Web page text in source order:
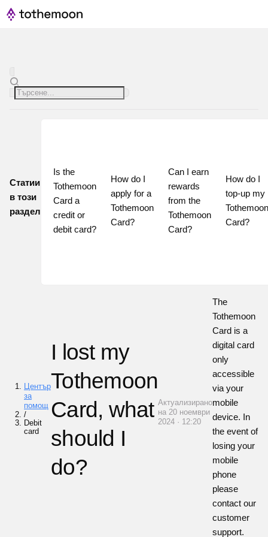
Статии
в този
раздел
Is the
Tothemoon
Card a
credit or
debit card?
How do I
apply for a
Tothemoon
Card?
Can I earn
rewards
from the
Tothemoon
Card?
How do I
top-up my
Tothemoon
Card?
Център
за
помощ
/
Debit
card
I lost my
Tothemoon
Card, what
should I
do?
Актуализирано
на 20 ноември
2024 · 12:20
The
Tothemoon
Card is a
digital card
only
accessible
via your
mobile
device. In
the event of
losing your
mobile
phone
please
contact our
customer
support.